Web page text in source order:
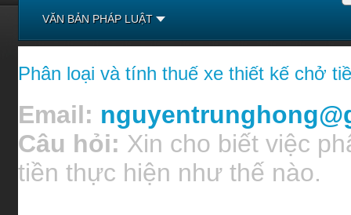
VĂN BẢN PHÁP LUẬT
Phân loại và tính thuế xe thiết kế chở
Email:
Câu hỏi: Xin cho biết việc
tiền thực hiện như thế nào.